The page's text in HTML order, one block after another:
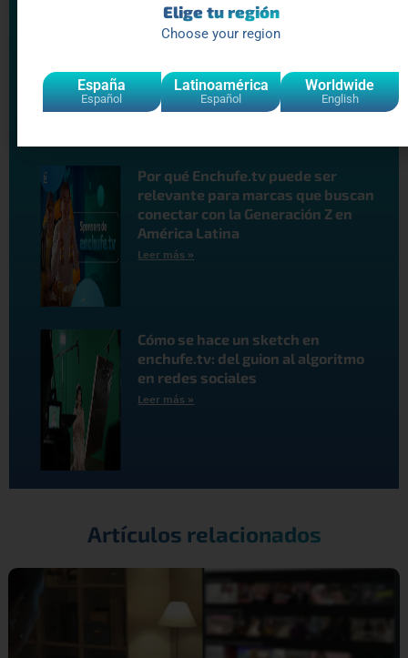
Alianza entre Enchufe.tv y Grupo
Fórmula: el modelo que redefine el
Leer más »
Por qué Enchufe.tv puede ser
relevante para marcas que buscan
conectar con la Generación Z en
América Latina
Leer más »
Cómo se hace un sketch en
enchufe.tv: del guion al algoritmo
en redes sociales
Leer más »
Artículos relacionados
Elige tu región
Choose your region
España
Español
Latinoamérica
Español
Worldwide
English